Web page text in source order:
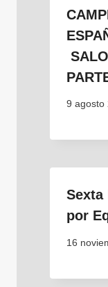
9 agosto
Sexta
por
16